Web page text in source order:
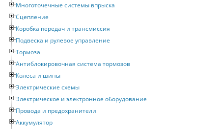
Многоточечные системы впрыска
Сцепление
Коробка передач и трансмиссия
Подвеска и рулевое управление
Тормоза
Антиблокировочная система тормозов
Колеса и шины
Электрические схемы
Электрическое и электронное оборудование
Провода и предохранители
Аккумулятор